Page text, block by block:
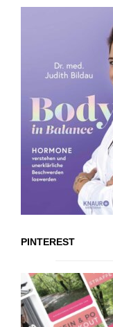
PINTEREST